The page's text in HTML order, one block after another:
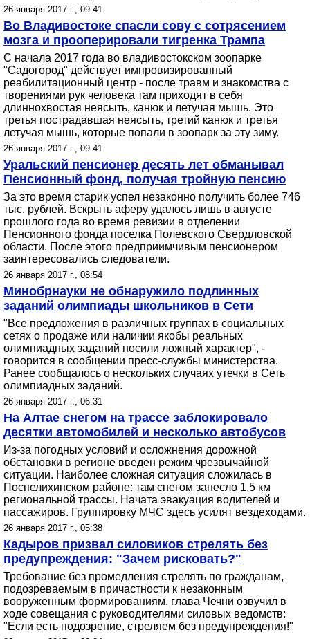
26 января 2017 г., 09:41
Во Владивостоке спасли сову с сотрясением
мозга и прооперировали тигренка Трампа
С начала 2017 года во владивостокском зоопарке
"Садогород" действует импровизированный
реабилитационный центр - после травм и знакомства с
творениями рук человека там приходят в себя
длиннохвостая неясыть, канюк и летучая мышь. Это
третья пострадавшая неясыть, третий канюк и третья
летучая мышь, которые попали в зоопарк за эту зиму.
26 января 2017 г., 09:41
Уральский пенсионер десять лет обманывал
Пенсионный фонд, получая тройную пенсию
За это время старик успел незаконно получить более 746
тыс. рублей. Вскрыть аферу удалось лишь в августе
прошлого года во время ревизии в отделении
Пенсионного фонда поселка Полевского Свердловской
области. После этого предприимчивым пенсионером
заинтересовались следователи.
26 января 2017 г., 08:54
Минобрнауки не обнаружило подлинных
заданий олимпиады школьников в Сети
"Все предложения в различных группах в социальных
сетях о продаже или наличии якобы реальных
олимпиадных заданий носили ложный характер", -
говорится в сообщении пресс-службы министерства.
Ранее сообщалось о нескольких случаях утечки в Сеть
олимпиадных заданий.
26 января 2017 г., 06:31
На Алтае снегом на трассе заблокировало
десятки автомобилей и несколько автобусов
Из-за погодных условий и осложнения дорожной
обстановки в регионе введен режим чрезвычайной
ситуации. Наиболее сложная ситуация сложилась в
Поспелихинском районе: там снегом занесло 1,5 км
региональной трассы. Начата эвакуация водителей и
пассажиров. Группировку МЧС здесь усилят вездеходами.
26 января 2017 г., 05:38
Кадыров призвал силовиков стрелять без
предупреждения: "Зачем рисковать?"
Требование без промедления стрелять по гражданам,
подозреваемым в причастности к незаконным
вооруженным формированиям, глава Чечни озвучил в
ходе совещания с руководителями силовых ведомств:
"Если есть подозрение, стреляем без предупреждения!"